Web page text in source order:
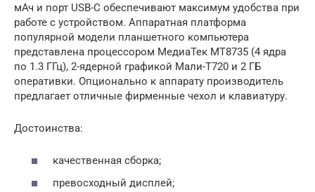
мАч и порт USB-C обеспечивают максимум удобства при
работе с устройством. Аппаратная платформа
популярной модели планшетного компьютера
представлена процессором МедиаТек МТ8735 (4 ядра
по 1.3 ГГц), 2-ядерной графикой Мали-Т720 и 2 ГБ
оперативки. Опционально к аппарату производитель
предлагает отличные фирменные чехол и клавиатуру.
Достоинства:
качественная сборка;
превосходный дисплей;